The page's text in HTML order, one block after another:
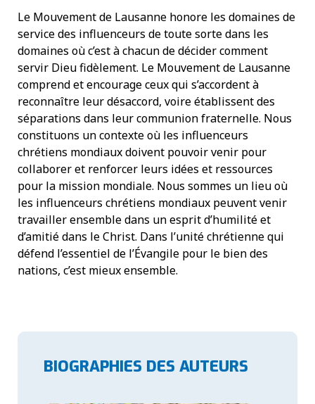
Le Mouvement de Lausanne honore les domaines de
service des influenceurs de toute sorte dans les
domaines où c’est à chacun de décider comment
servir Dieu fidèlement. Le Mouvement de Lausanne
comprend et encourage ceux qui s’accordent à
reconnaître leur désaccord, voire établissent des
séparations dans leur communion fraternelle. Nous
constituons un contexte où les influenceurs
chrétiens mondiaux doivent pouvoir venir pour
collaborer et renforcer leurs idées et ressources
pour la mission mondiale. Nous sommes un lieu où
les influenceurs chrétiens mondiaux peuvent venir
travailler ensemble dans un esprit d’humilité et
d’amitié dans le Christ. Dans l’unité chrétienne qui
défend l’essentiel de l’Évangile pour le bien des
nations, c’est mieux ensemble.
BIOGRAPHIES DES AUTEURS